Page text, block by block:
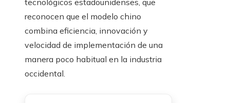
tecnológicos estadounidenses, que
reconocen que el modelo chino
combina eficiencia, innovación y
velocidad de implementación de una
manera poco habitual en la industria
occidental.